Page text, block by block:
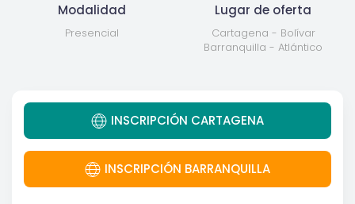
Modalidad
Presencial
Lugar de oferta
Cartagena - Bolívar
Barranquilla - Atlántico
INSCRIPCIÓN CARTAGENA
INSCRIPCIÓN BARRANQUILLA